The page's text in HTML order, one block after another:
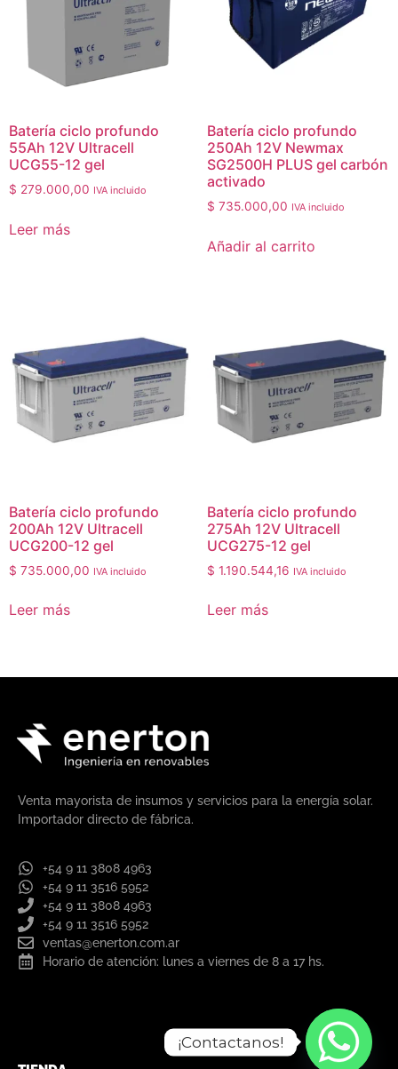
Batería ciclo profundo
55Ah 12V Ultracell
UCG55-12 gel
$ 279.000,00 IVA incluido
Leer más
Batería ciclo profundo
250Ah 12V Newmax
SG2500H PLUS gel carbón
activado
$ 735.000,00 IVA incluido
Añadir al carrito
Batería ciclo profundo
200Ah 12V Ultracell
UCG200-12 gel
$ 735.000,00 IVA incluido
Leer más
Batería ciclo profundo
275Ah 12V Ultracell
UCG275-12 gel
$ 1.190.544,16 IVA incluido
Leer más
Venta mayorista de insumos y servicios para la energía solar.
Importador directo de fábrica.
+54 9 11 3808 4963
+54 9 11 3516 5952
+54 9 11 3808 4963
+54 9 11 3516 5952
ventas@enerton.com.ar
Horario de atención: lunes a viernes de 8 a 17 hs.
¡Contactanos!